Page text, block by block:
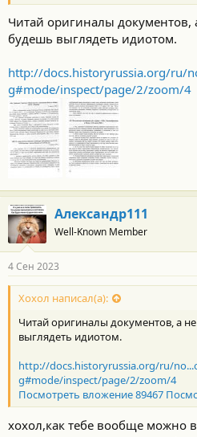
Читай оригиналы документов,
будешь выглядеть идиотом.
http://docs.historyrussia.org/ru/
g#mode/inspect/page/2/zoom/4
Александр111
Well-Known Member
4 Сен 2023
Хохол написал(а):
Читай оригиналы документов, а
выглядеть идиотом.
http://docs.historyrussia.org/ru/
g#mode/inspect/page/2/zoom/4
Посмотреть вложение 89467
хохол,как тебе вообще можно